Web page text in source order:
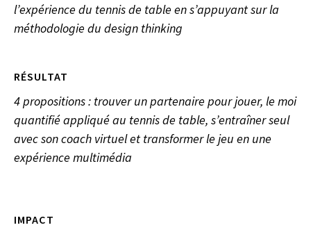
l’expérience du tennis de table en s’appuyant sur la
méthodologie du design thinking
RÉSULTAT
4 propositions : trouver un partenaire pour jouer, le moi
quantifié appliqué au tennis de table, s’entraîner seul
avec son coach virtuel et transformer le jeu en une
expérience multimédia
IMPACT